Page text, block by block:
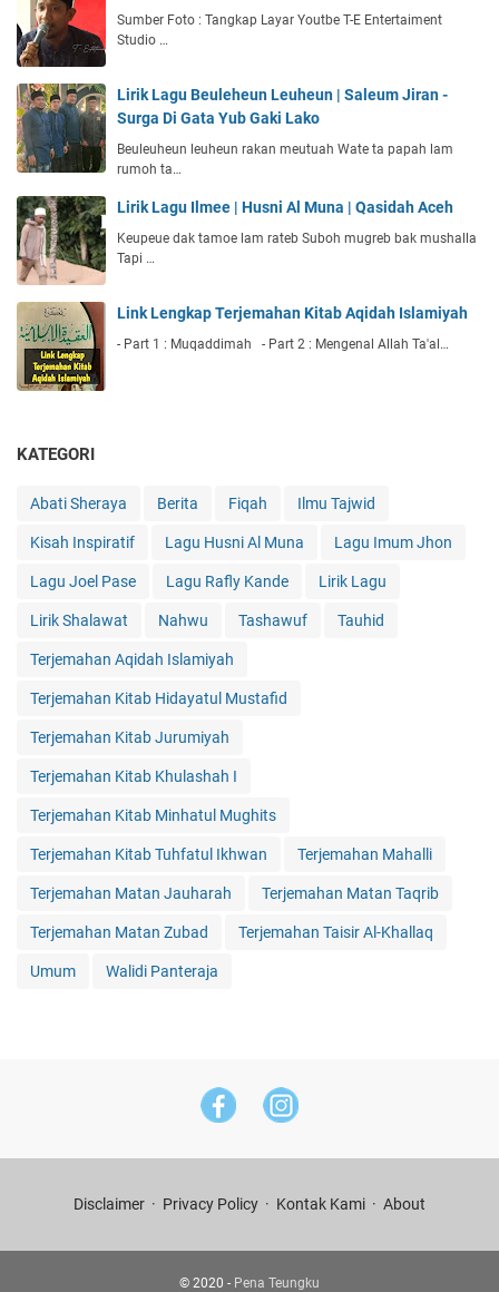
Sumber Foto : Tangkap Layar Youtbe T-E Entertaiment
Studio …
Lirik Lagu Beuleheun Leuheun | Saleum Jiran -
Surga Di Gata Yub Gaki Lako
Beuleuheun leuheun rakan meutuah Wate ta papah lam
rumoh ta…
Lirik Lagu Ilmee | Husni Al Muna | Qasidah Aceh
Keupeue dak tamoe lam rateb Suboh mugreb bak mushalla
Tapi …
Link Lengkap Terjemahan Kitab Aqidah Islamiyah
- Part 1 : Muqaddimah - Part 2 : Mengenal Allah Ta'al…
KATEGORI
Abati Sheraya Berita Fiqah Ilmu Tajwid
Kisah Inspiratif Lagu Husni Al Muna Lagu Imum Jhon
Lagu Joel Pase Lagu Rafly Kande Lirik Lagu
Lirik Shalawat Nahwu Tashawuf Tauhid
Terjemahan Aqidah Islamiyah
Terjemahan Kitab Hidayatul Mustafid
Terjemahan Kitab Jurumiyah
Terjemahan Kitab Khulashah I
Terjemahan Kitab Minhatul Mughits
Terjemahan Kitab Tuhfatul Ikhwan Terjemahan Mahalli
Terjemahan Matan Jauharah Terjemahan Matan Taqrib
Terjemahan Matan Zubad Terjemahan Taisir Al-Khallaq
Umum Walidi Panteraja
Disclaimer Privacy Policy Kontak Kami About
© 2020 - Pena Teungku